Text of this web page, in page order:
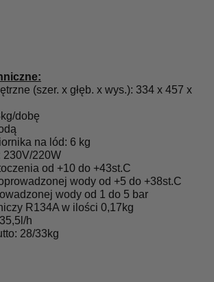
(szer. x głęb. x wys.): 334 x 457 x
kg/dobę
na lód: 6 kg
230V/220W
od +10 do +43st.C
wody od +5 do +38st.C
wody od 1 do 5 bar
R134A w ilości 0,17kg
h
28/33kg